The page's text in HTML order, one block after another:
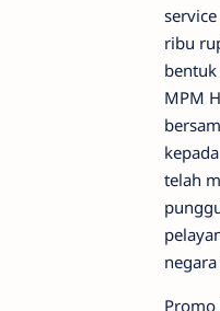
ribu
MPM
telah